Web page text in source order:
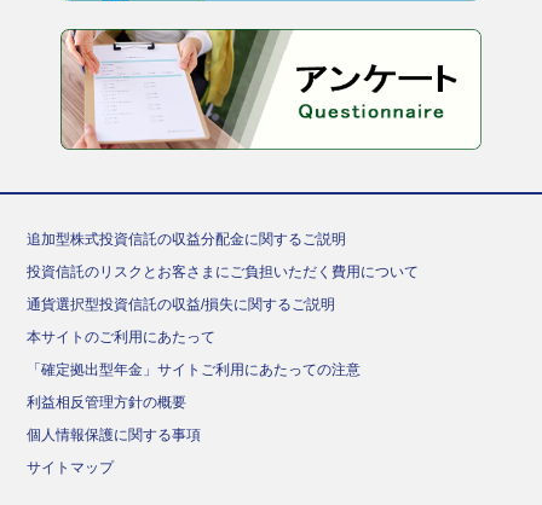
追加型株式投資信託の収益分配金に関するご説明
投資信託のリスクとお客さまにご負担いただく費用について
通貨選択型投資信託の収益/損失に関するご説明
本サイトのご利用にあたって
「確定拠出型年金」サイトご利用にあたっての注意
利益相反管理方針の概要
個人情報保護に関する事項
サイトマップ